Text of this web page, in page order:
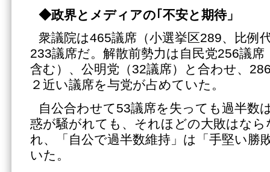
◆政界とメディアの｢不安と期待」
衆議院は465議席（小選挙区289、比例
233議席だ。解散前勢力は自民党256議
含む）、公明党（32議席）と合わせ、
２近い議席を与党が占めていた。
自公合わせて53議席を失っても過半数
惑が騒がれても、それほどの大敗はな
れ、「自公で過半数維持」は「手堅い勝
いた。